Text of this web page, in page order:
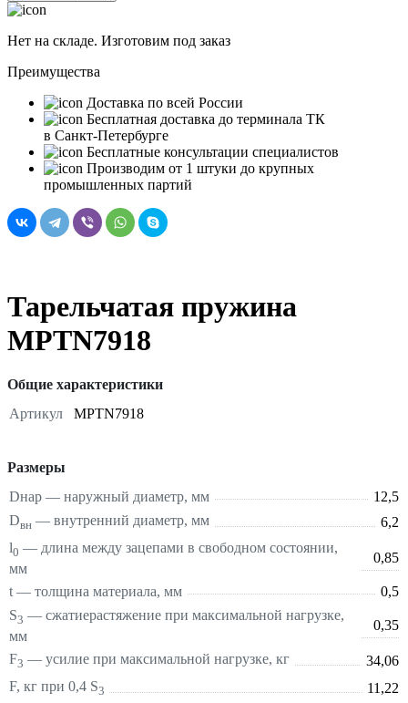
Нет на складе. Изготовим под заказ
Преимущества
Доставка по всей России
Бесплатная доставка до терминала ТК
в Санкт‑Петербурге
Бесплатные консультации специалистов
Производим от 1 штуки до крупных
промышленных партий
Тарельчатая пружина
MPTN7918
Общие характеристики
Артикул
MPTN7918
Размеры
Dнар — наружный диаметр, мм
12,5
Dвн — внутренний диаметр, мм
6,2
l0 — длина между зацепами в свободном состоянии,
мм
0,85
t — толщина материала, мм
0,5
S3 — сжатиерастяжение при максимальной нагрузке,
мм
0,35
F3 — усилие при максимальной нагрузке, кг
34,06
F, кг при 0,4 S3 11,22